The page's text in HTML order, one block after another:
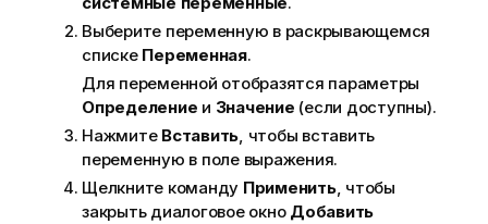
Выберите переменную в раскрывающемся
списке Переменная.
Для переменной отобразятся параметры
Определение и Значение (если доступны).
Нажмите Вставить, чтобы вставить
переменную в поле выражения.
Щелкните команду Применить, чтобы
закрыть диалоговое окно Добавить